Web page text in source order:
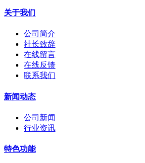
关于我们
公司简介
社长致辞
在线留言
在线反馈
联系我们
新闻动态
公司新闻
行业资讯
特色功能